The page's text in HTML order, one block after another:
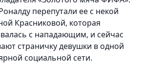
перепутали ее с некой
Красниковой, которая
с нападающим, и сейчас
страничку девушки в одной
социальной сети.